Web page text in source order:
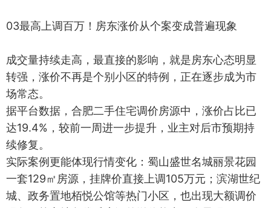
03最高上调百万！房东涨价从个案变成普遍现象
成交量持续走高，最直接的影响，就是房东心态明显
转强，涨价不再是个别小区的特例，正在逐步成为市
场常态。
据平台数据，合肥二手住宅调价房源中，涨价占比已
达19.4%，较前一周进一步提升，业主对后市预期持
续修复。
实际案例更能体现行情变化：蜀山盛世名城丽景花园
一套129㎡房源，挂牌价直接上调105万元；滨湖世纪
城、政务置地栢悦公馆等热门小区，也出现大额调价